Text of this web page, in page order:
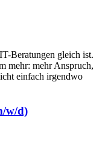
Beratungen gleich ist.
mehr: mehr Anspruch,
einfach irgendwo
w/d)